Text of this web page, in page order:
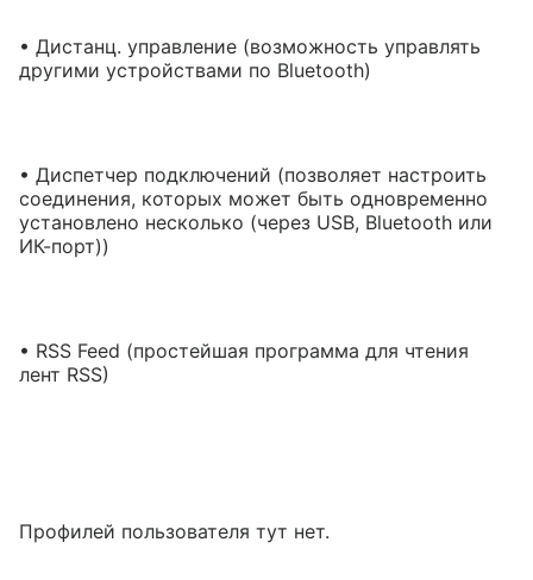
• Дистанц. управление (возможность управлять
другими устройствами по Bluetooth)
• Диспетчер подключений (позволяет настроить
соединения, которых может быть одновременно
установлено несколько (через USB, Bluetooth или
ИК-порт))
• RSS Feed (простейшая программа для чтения
лент RSS)
Профилей пользователя тут нет.